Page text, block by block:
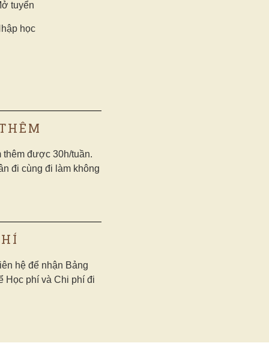
tuyển
học
thêm được 30h/tuần.
đi cùng đi làm không
hệ để nhận Bảng
Học phí và Chi phí đi